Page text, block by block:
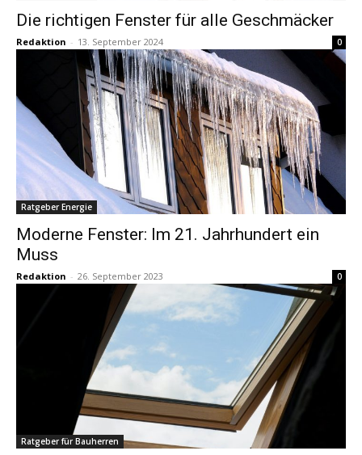
Die richtigen Fenster für alle Geschmäcker
Redaktion - 13. September 2024 0
Ratgeber Energie
Moderne Fenster: Im 21. Jahrhundert ein
Muss
Redaktion - 26. September 2023 0
Ratgeber für Bauherren